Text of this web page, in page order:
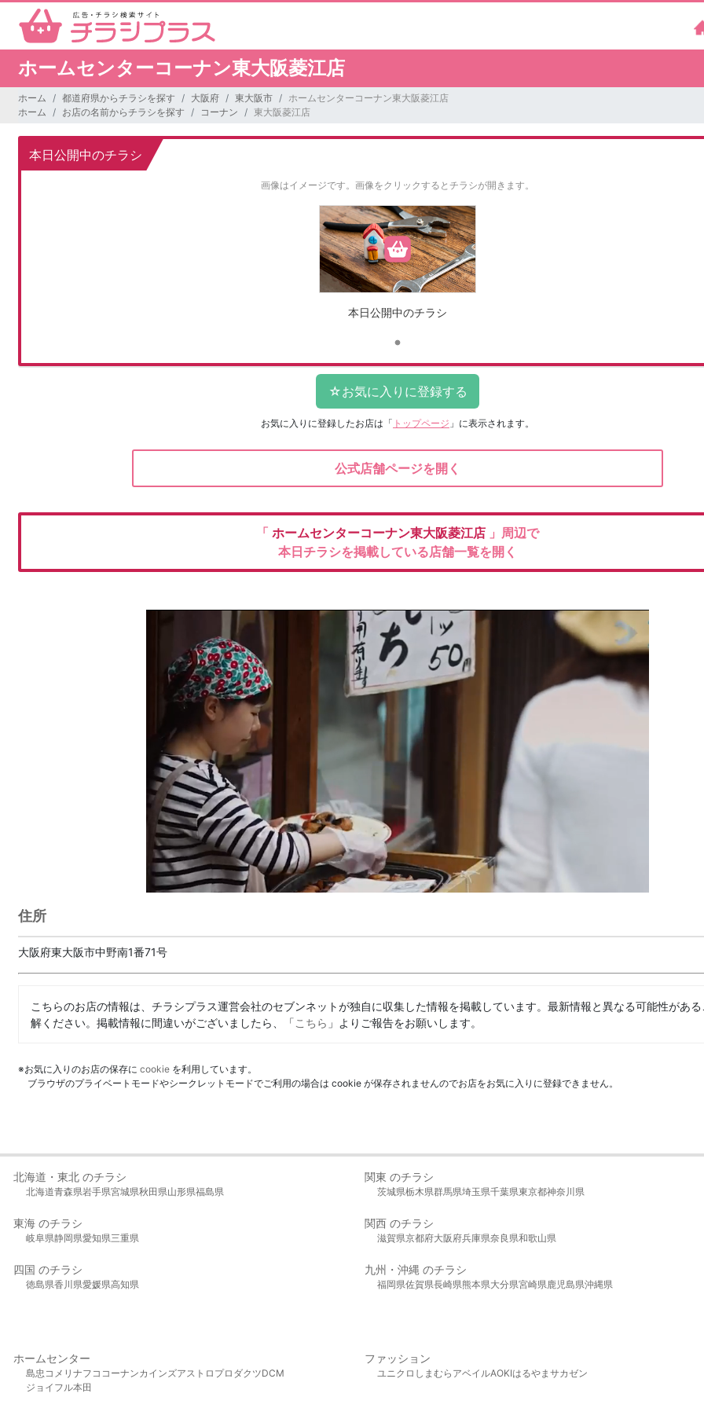
ホームセンターコーナン東大阪菱江店
ホーム 都道府県からチラシを探す 大阪府 東大阪市
ホームセンターコーナン東大阪菱江店
ホーム
お店の名前からチラシを探す コーナン 東大阪菱江店
本日公開中のチラシ
画像はイメージです。 画像をクリックするとチラシが開きます。
本日公開中のチラシ
お気に入りに登録したお店は 「 トップページ 」に表示されます。
公式店舗ページを開く
「 ホームセンターコーナン東大阪菱江店 」周辺で
本日チラシを掲載している店舗一覧を開く
住所
大阪府東大阪市中野南1番71号
こちらのお店の情報は、チラシプラス運営会社のセブンネットが独自に収集した情報を掲載しています。最新情報と異なる可能性があ
解ください。掲載情報に間違いがございましたら、「こちら 」よりご報告をお願いします。
※お気に入りのお店の保存に cookie を利用しています。
ブラウザのプライベートモードやシークレットモードでご利用の場合は cookie が保存されませんのでお店をお気に入りに登録できません。
北海道・東北 のチラシ
北海道青森県岩手県宮城県秋田県山形県福島県
関東 のチラシ
茨城県栃木県群馬県埼玉県千葉県東京都神奈川県
東海 のチラシ
岐阜県静岡県愛知県三重県
関西 のチラシ
滋賀県京都府大阪府兵庫県奈良県和歌山県
四国 のチラシ
徳島県香川県愛媛県高知県
九州・沖縄 のチラシ
福岡県佐賀県長崎県熊本県大分県宮崎県鹿児島県沖縄県
ホームセンター
島忠 コメリ ナフコ コーナンカインズアストロプロダクツDCM
ジョイフル本田
ファッション
ユニクロ しまむら アベイルAOKIはるやま サカゼン